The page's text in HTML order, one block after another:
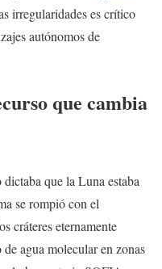
irregularidades es crítico
autónomos de
que cambia
que la Luna estaba
se rompió con el
cráteres eternamente
agua molecular en zonas